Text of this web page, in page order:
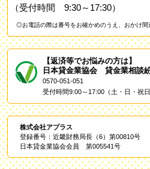
（受付時間 9:30～17:30）
◎お電話の際は番号をお確かめのうえ、おかけ間
【返済等でお悩みの方は】
日本貸金業協会 貸金業相談
0570-051-051
受付時間9:00～17:00（土・日・祝
株式会社アプラス
登録番号：近畿財務局長（6）第00810号
日本貸金業協会会員 第005541号